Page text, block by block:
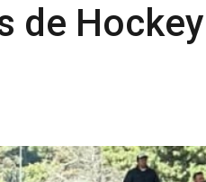
de Hockey